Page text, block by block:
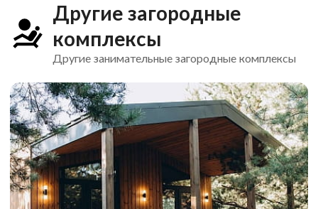
Другие загородные
комплексы
Другие занимательные загородные комплексы